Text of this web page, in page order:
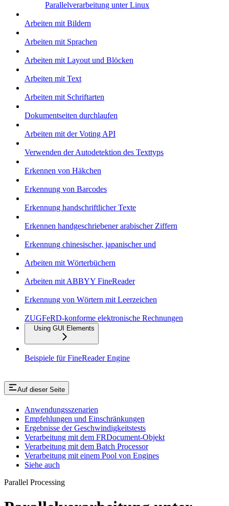
Parallelverarbeitung unter Linux
Arbeiten mit Bildern
Arbeiten mit Sprachen
Arbeiten mit Layout und Blöcken
Arbeiten mit Text
Arbeiten mit Schriftarten
Dokumentseiten durchlaufen
Arbeiten mit der Voting API
Verwenden der Autodetektion des Texttyps
Erkennen von Häkchen
Erkennung von Barcodes
Erkennung handschriftlicher Texte
Erkennen handgeschriebener arabischer Ziffern
Erkennung chinesischer, japanischer und
Arbeiten mit Wörterbüchern
Arbeiten mit ABBYY FineReader
Erkennung von Wörtern mit Leerzeichen
ZUGFeRD-konforme elektronische Rechnungen
Using GUI Elements
Beispiele für FineReader Engine
Auf dieser Seite
Anwendungsszenarien
Empfehlungen und Einschränkungen
Ergebnisse der Geschwindigkeitstests
Verarbeitung mit dem FRDocument-Objekt
Verarbeitung mit dem Batch Processor
Verarbeitung mit einem Pool von Engines
Siehe auch
Parallel Processing